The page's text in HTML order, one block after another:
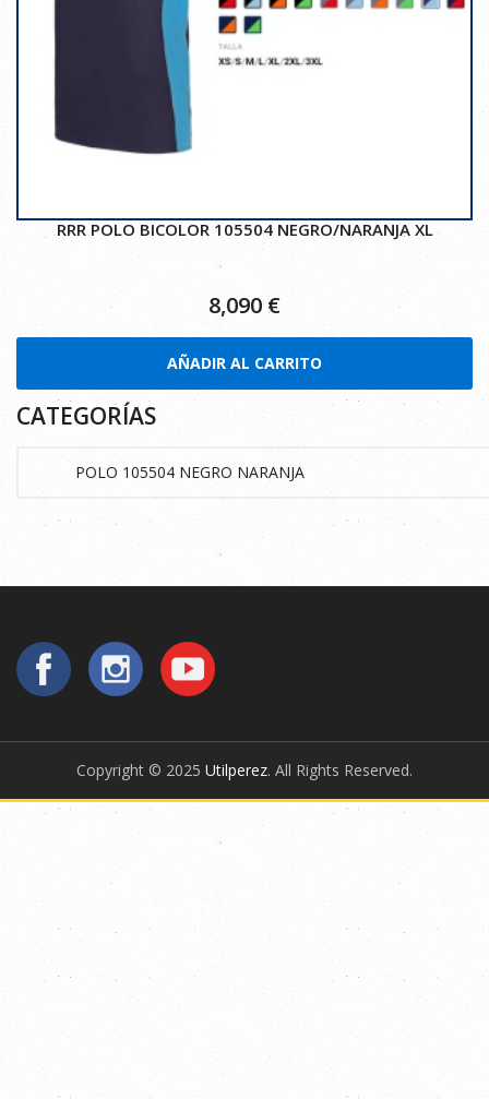
RRR POLO BICOLOR 105504 NEGRO/NARANJA XL
8,090 €
AÑADIR AL CARRITO
CATEGORÍAS
Copyright © 2025 Utilperez. All Rights Reserved.